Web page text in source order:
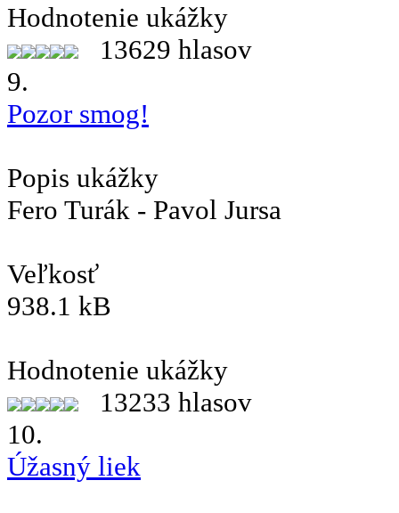
Hodnotenie ukážky
13629 hlasov
9.
Pozor smog!
Popis ukážky
Fero Turák - Pavol Jursa
Veľkosť
938.1 kB
Hodnotenie ukážky
13233 hlasov
10.
Úžasný liek